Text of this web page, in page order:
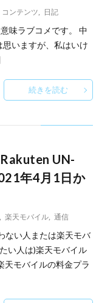
コンテンツ 日記
味ラブコメです。 中
いますが、私はいけ
続きを読む
UN-
年4月1日か
楽天モバイル 通信
ない人または楽天モバ
い人は)楽天モバイル
天モバイルの料金プラ